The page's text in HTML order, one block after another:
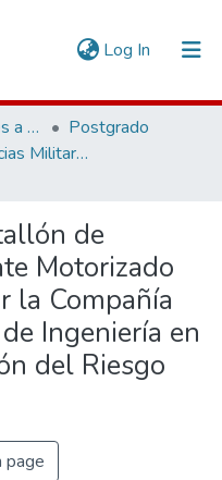
Log In (current)
1. Trabajos Conducentes a Grados y Títulos
Postgrado
Maestría en Ciencias Militares
de
Motorizado
la Compañía
Ingeniería en
del Riesgo
page